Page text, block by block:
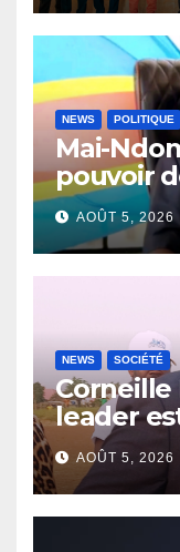
Inongo
NEWS POLITIQUE
Mai-
pouvoir
AOÛT 5, 2026
NEWS SOCIÉTÉ
Corneille
leader
AOÛT 5, 2026